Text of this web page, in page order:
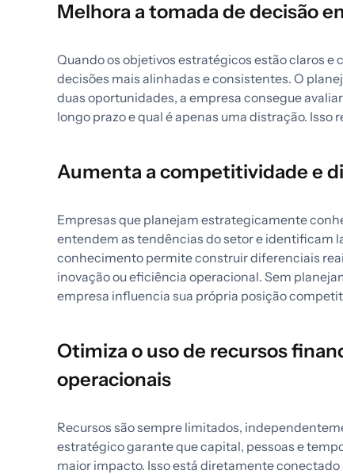
Melhora a tomada de decisão
Quando os objetivos estratégicos estão claros e
decisões mais alinhadas e consistentes. O
duas oportunidades, a empresa consegue
longo prazo e qual é apenas uma distração.
Aumenta a competitividade e
Empresas que planejam estrategicamente
entendem as tendências do setor e identificam
conhecimento permite construir diferenciais
inovação ou eficiência operacional. Sem
empresa influencia sua própria posição
Otimiza o uso de recursos
operacionais
Recursos são sempre limitados,
estratégico garante que capital, pessoas e
maior impacto. Isso está diretamente conectado